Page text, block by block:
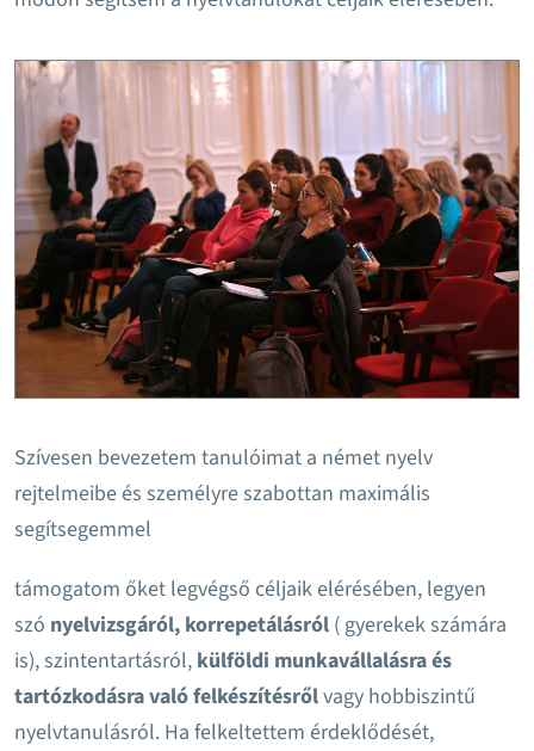
Szívesen bevezetem tanulóimat a német nyelv
rejtelmeibe és személyre szabottan maximális
segítsegemmel
támogatom őket legvégső céljaik elérésében, legyen
szó nyelvizsgáról, korrepetálásról ( gyerekek számára
is), szintentartásról, külföldi munkavállalásra és
tartózkodásra való felkészítésrőlvagy hobbiszintű
nyelvtanulásról. Ha felkeltettem érdeklődését,